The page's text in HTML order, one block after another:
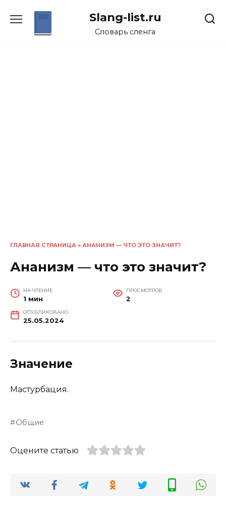
Slang-list.ru
Словарь сленга
ГЛАВНАЯ СТРАНИЦА » АНАНИЗМ — ЧТО ЭТО ЗНАЧИТ?
Ананизм — что это значит?
НА ЧТЕНИЕ
1 мин
ПРОСМОТРОВ
2
ОПУБЛИКОВАНО
25.05.2024
Значение
Мастурбация.
Общие
Оцените статью